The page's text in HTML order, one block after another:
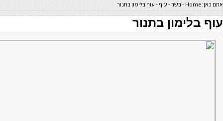
אתם כאן: Home
-בשר- עוף - עוף בלימון בתנור
עוף בלימון בתנור